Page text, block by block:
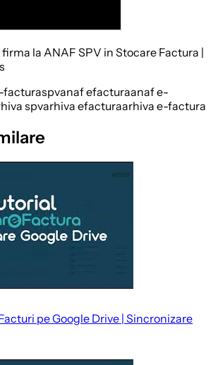
la ANAF SPV in Stocare Factura |
facturaspvanaf efacturaanaf e-
spvarhiva efacturaarhiva e-factura
pe Google Drive | Sincronizare